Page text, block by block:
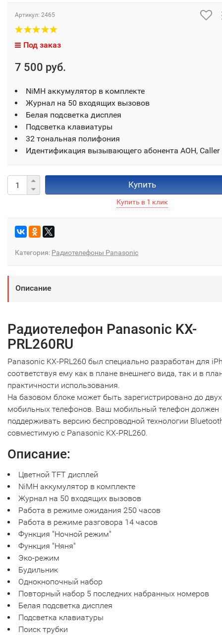
Артикул: 2465
Под заказ
7 500 руб.
NiMH аккумулятор в комплекте
Журнал на 50 входящих вызовов
Белая подсветка дисплея
Подсветка клавиатуры
32 тональная полифония
Идентификация вызывающего абонента АОН, Caller
Купить
Категория: Радиотелефоны Panasonic
Описание
Радиотелефон Panasonic KX-
PRL260RU
Panasonic KX-PRL260 был специально разработан для
соответствуя ему как в плане внешнего вида, так и в
практичности использования.
На базовом блоке может быть зарегистрировано до двух
мобильных телефонов. Ваш мобильный телефон должен
поддерживать версию беспроводной технологии
совместимую с Panasonic KX-PRL260.
Описание:
Цветной TFT дисплей
NiMH аккумулятор в комплекте
Журнал на 50 входящих вызовов
Работа в режиме ожидания 250 часов
Работа в режиме разговора 14 часов
Функция "Ночной режим"
Функция "Няня"
Эко-режим
Будильник
Однокнопочный набор
Повторный набор 5 последних набранных номеров
Белая подсветка дисплея
Подсветка клавиатуры
Поиск трубки